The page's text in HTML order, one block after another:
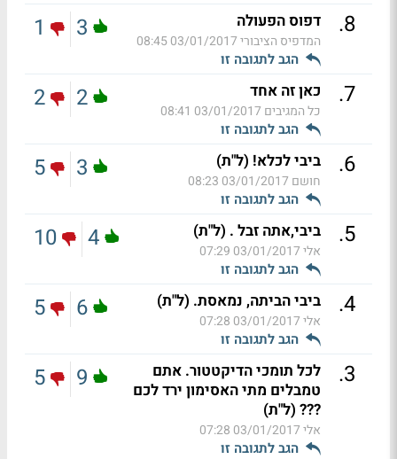
8
. דפוס הפעולה
המדפיס הציבורי03/01/2017 08:45
הגב לתגובה זו
3
1
7
. כאן זה אחד
כל המגיבים 03/01/2017 08:41
הגב לתגובה זו
2
2
6
. ביבי לכלא! (ל"ת)
חושם 03/01/2017 08:23
הגב לתגובה זו
3
5
5
. ביבי,אתה זבל . (ל"ת)
אלי03/01/2017 07:29
הגב לתגובה זו
4
10
4
. ביבי הביתה, נמאסת. (ל"ת)
אלי03/01/2017 07:28
הגב לתגובה זו
6
5
3
.
לכל תומכי הדיקטטור. אתם
טמבלים מתי האסימון ירד לכם
??? (ל"ת)
אלי03/01/2017 07:28
הגב לתגובה זו
9
5